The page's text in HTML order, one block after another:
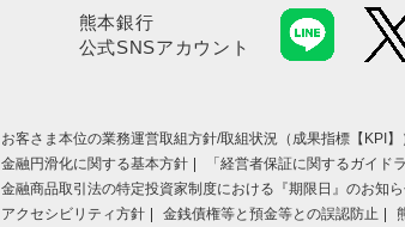
熊本銀行
公式SNSアカウント
お客さま本位の業務運営取組⽅針/取組状況（成果指標【KPI】
金融円滑化に関する基本方針
「経営者保証に関するガイド
金融商品取引法の特定投資家制度における『期限日』のお知
アクセシビリティ方針
金銭債権等と預金等との誤認防止